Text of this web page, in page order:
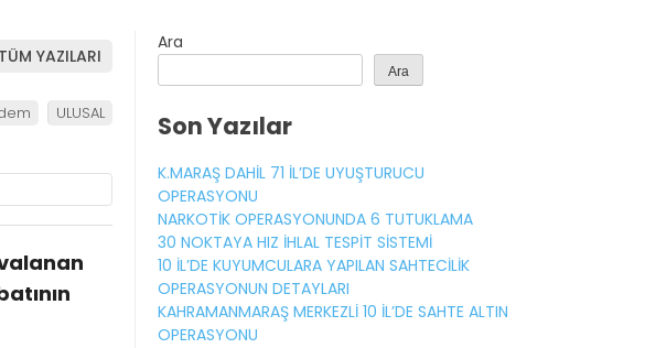
Gündem
Politika
Dünya
Spor
Magazin
TÜM YAZILARI
ULUSAL
Ara
Ara
Son Yazılar
K.MARAŞ DAHİL 71 İL’DE UYUŞTURUCU
OPERASYONU
NARKOTİK OPERASYONUNDA 6 TUTUKLAMA
30 NOKTAYA HIZ İHLAL TESPİT SİSTEMİ
10 İL’DE KUYUMCULARA YAPILAN SAHTECİLİK
OPERASYONUN DETAYLARI
KAHRAMANMARAŞ MERKEZLİ 10 İL’DE SAHTE ALTIN
OPERASYONU